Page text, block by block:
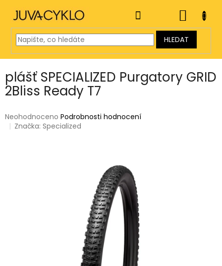
obsah
HLEDAT
KOŠÍK
plášť SPECIALIZED Purgatory GRID
2Bliss Ready T7
Průměrné
hodnocení
Neohodnoceno Podrobnosti hodnocení
Značka:Specialized